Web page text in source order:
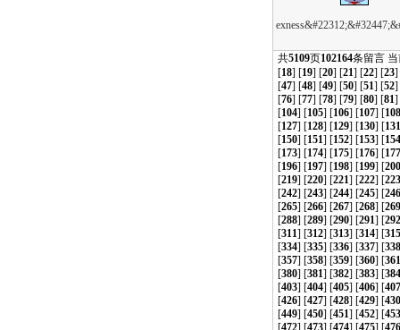
共5109页102164条留言
[18] [19] [20] [21] [22] [23]
[47] [48] [49] [50] [51] [52]
[76] [77] [78] [79] [80] [81]
[104] [105] [106] [107] [108
[127] [128] [129] [130] [131
[150] [151] [152] [153] [154
[173] [174] [175] [176] [177
[196] [197] [198] [199] [200
[219] [220] [221] [222] [223
[242] [243] [244] [245] [246
[265] [266] [267] [268] [269
[288] [289] [290] [291] [292
[311] [312] [313] [314] [315
[334] [335] [336] [337] [338
[357] [358] [359] [360] [361
[380] [381] [382] [383] [384
[403] [404] [405] [406] [407
[426] [427] [428] [429] [430
[449] [450] [451] [452] [453
[472] [473] [474] [475] [476